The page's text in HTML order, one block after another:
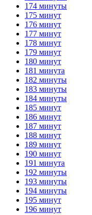
174 минуты
175 минут
176 минут
177 минут
178 минут
179 минут
180 минут
181 минута
182 минуты
183 минуты
184 минуты
185 минут
186 минут
187 минут
188 минут
189 минут
190 минут
191 минута
192 минуты
193 минуты
194 минуты
195 минут
196 минут